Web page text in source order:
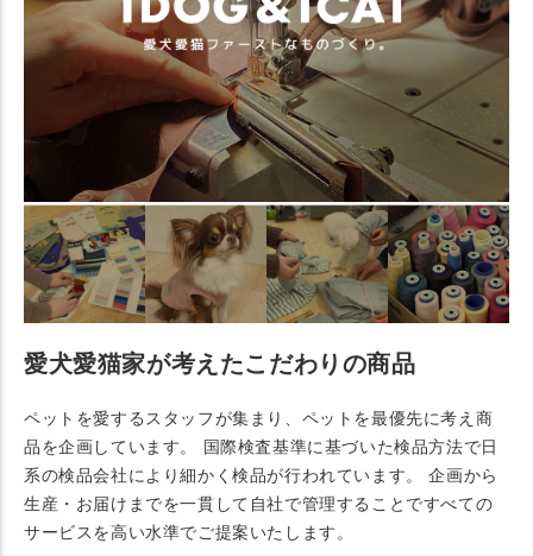
愛犬愛猫家が考えたこだわりの商品
ペットを愛するスタッフが集まり、ペットを最優先に考え商
品を企画しています。 国際検査基準に基づいた検品方法で日
系の検品会社により細かく検品が行われています。 企画から
生産・お届けまでを一貫して自社で管理することですべての
サービスを高い水準でご提案いたします。